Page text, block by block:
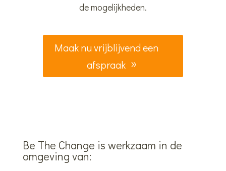
de mogelijkheden.
Maak nu vrijblijvend een
afspraak
Be The Change is werkzaam in de
omgeving van: